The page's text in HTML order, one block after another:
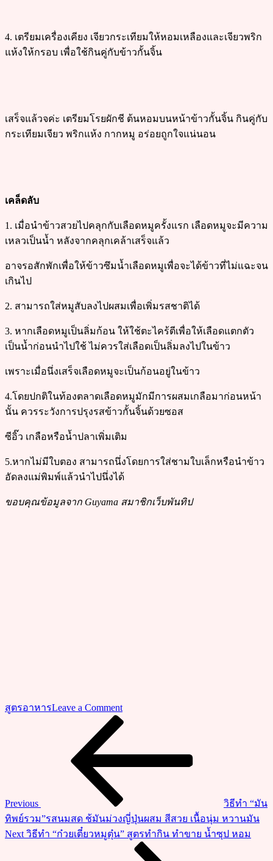
4. เตรียมเครื่องเคียง เจียวกระเทียมให้หอมเหลืองและเจียวพริก
แห้งให้กรอบ เพื่อใช้กินคู่กับข้าวกั้นจิ้น
เสร็จแล้วจค่ะ เตรียมโรยผักชี ต้นหอมบนหน้าข้าวกั้นจิ้น กินคู่กับ
กระเทียมเจียว พริกแห้ง กากหมู อร่อยถูกใจแน่นอน
เคล็ดลับ
1. เมื่อนำข้าวสวยไปคลุกกับเลือดหมูครั้งแรก เลือดหมูจะมีความ
เหลวเป็นน้ำ หลังจากคลุกเคล้าเสร็จแล้ว
อาจรอสักพักเพื่อให้ข้าวซึมน้ำเลือดหมูเพื่อจะได้ข้าวที่ไม่แฉะจน
เกินไป
2. สามารถใส่หมูสับลงไปผสมเพื่อเพิ่มรสชาติได้
3. หากเลือดหมูเป็นลิ่มก้อน ให้ใช้ตะไคร้ตีเพื่อให้เลือดแตกตัว
เป็นน้ำก่อนนำไปใช้ ไม่ควรใส่เลือดเป็นลิ่มลงไปในข้าว
เพราะเมื่อนึ่งเสร็จเลือดหมูจะเป็นก้อนอยู่ในข้าว
4.โดยปกติในท้องตลาดเลือดหมูมักมีการผสมเกลือมาก่อนหน้า
นั้น ควรระวังการปรุงรสข้าวกั้นจิ้นด้วยซอส
ซีอิ๊ว เกลือหรือน้ำปลาเพิ่มเติม
5.หากไม่มีใบตอง สามารถนึ่งโดยการใส่ชามใบเล็กหรือนำข้าว
อัดลงแม่พิมพ์แล้วนำไปนึ่งได้
ขอบคุณข้อมูลจาก Guyama สมาชิกเว็บพันทิป
สูตรอาหารLeave a Commenton
สูตร
อาหาร
เหนือ
ทำ
เอง
Previous
วิธีทำ “มัน
ทิพย์รวม”รสนมสด ช้มันม่วงญี่ปุ่นผสม สีสวย เนื้อนุ่ม หวานมัน
Next
Post
Next วิธีทำ “ก๋วยเตี๋ยวหมูตุ๋น” สูตรทำกิน ทำขาย น้ำซุป หอม